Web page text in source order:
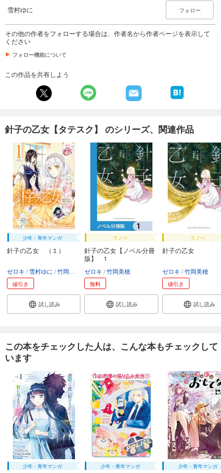
雪村ゆに フォロー
その他の作者をフォローする場合は、作者名から作者ページを表示して
ください
フォロー機能について
この作品を共有しよう
針子の乙女【タテスク】 のシリーズ、関連作品
少年・青年マンガ
針子の乙女 （１）
ゼロキ 雪村ゆに 竹岡美穂
値引き
試し読み
ラノベ
針子の乙女【ノベル分冊
版】 1
ゼロキ 竹岡美穂
無料
試し読み
ラノベ
針子の乙女
ゼロキ 竹岡美穂
値引き
試し読み
この本をチェックした人は、こんな本もチェックして
います
少年・青年マンガ 少年・青年マンガ 少年・青年マンガ